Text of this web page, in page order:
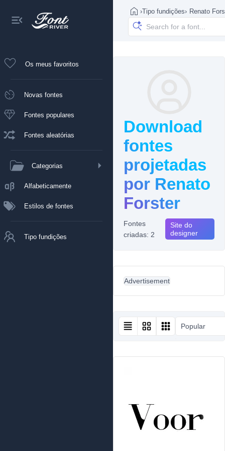
Os meus favoritos
Novas fontes
Fontes populares
Fontes aleatórias
Categorias
Alfabeticamente
Estilos de fontes
Tipo fundições
›Tipo fundições› Renato
Download
fontes
projetadas
por Renato
Forster
Fontes
criadas: 2
Site do
designer
Advertisement
Popular